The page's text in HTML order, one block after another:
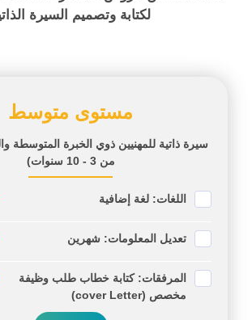
لكتابة وتصميم السيرة
مستوى متوسط
سيرة ذاتية للمهنيين ذوي الخبرة المتوسطة
من 3 - 10 سنوات)
اللغات: لغة إضافية
تعديل المعلومات: شهرين
المرفقات: كتابة خطاب طلب وظيفة
مخصص (cover Letter)